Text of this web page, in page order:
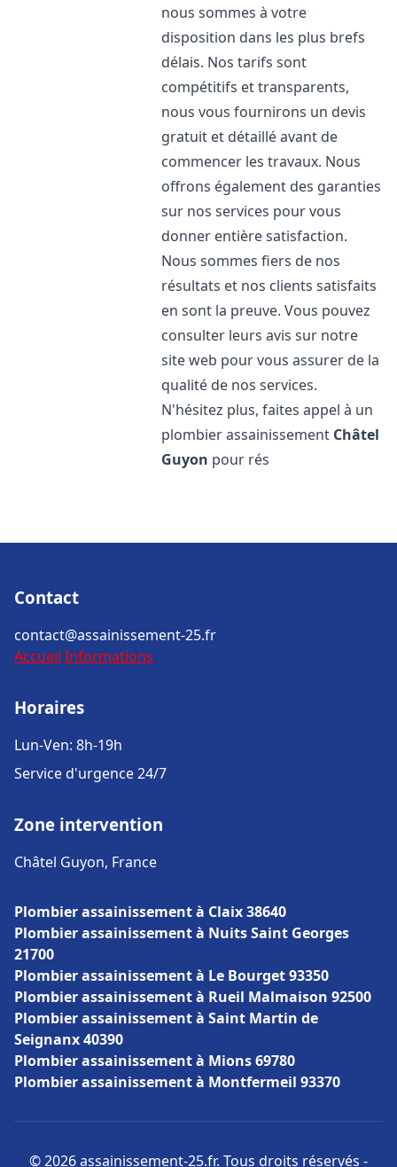
nous sommes à votre
disposition dans les plus brefs
délais. Nos tarifs sont
compétitifs et transparents,
nous vous fournirons un devis
gratuit et détaillé avant de
commencer les travaux. Nous
offrons également des garanties
sur nos services pour vous
donner entière satisfaction.
Nous sommes fiers de nos
résultats et nos clients satisfaits
en sont la preuve. Vous pouvez
consulter leurs avis sur notre
site web pour vous assurer de la
qualité de nos services.
N'hésitez plus, faites appel à un
plombier assainissement Châtel
Guyon pour rés
Contact
contact@assainissement-25.fr
Accueil Informations
Horaires
Lun-Ven: 8h-19h
Service d'urgence 24/7
Zone intervention
Châtel Guyon, France
Plombier assainissement à Claix 38640
Plombier assainissement à Nuits Saint Georges
21700
Plombier assainissement à Le Bourget 93350
Plombier assainissement à Rueil Malmaison 92500
Plombier assainissement à Saint Martin de
Seignanx 40390
Plombier assainissement à Mions 69780
Plombier assainissement à Montfermeil 93370
© 2026 assainissement-25.fr. Tous droits réservés -